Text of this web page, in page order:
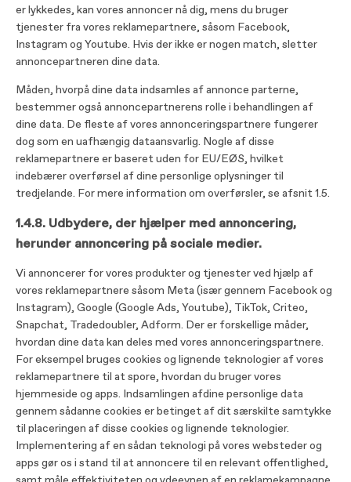
er lykkedes, kan vores annoncer nå dig, mens du bruger
tjenester fra vores reklamepartnere, såsom Facebook,
Instagram og Youtube. Hvis der ikke er nogen match, sletter
annoncepartneren dine data.
Måden, hvorpå dine data indsamles af annonce parterne,
bestemmer også annoncepartnerens rolle i behandlingen af ​​
dine data. De fleste af vores annonceringspartnere fungerer
dog som en uafhængig dataansvarlig. Nogle af disse
reklamepartnere er baseret uden for EU/EØS, hvilket
indebærer overførsel af dine personlige oplysninger til
tredjelande. For mere information om overførsler, se afsnit 1.5.
1.4.8. Udbydere, der hjælper med annoncering,
herunder annoncering på sociale medier.
Vi annoncerer for vores produkter og tjenester ved hjælp af
vores reklamepartnere såsom Meta (især gennem Facebook og
Instagram), Google (Google Ads, Youtube), TikTok, Criteo,
Snapchat, Tradedoubler, Adform. Der er forskellige måder,
hvordan dine data kan deles med vores annonceringspartnere.
For eksempel bruges cookies og lignende teknologier af vores
reklamepartnere til at spore, hvordan du bruger vores
hjemmeside og apps. Indsamlingen af​​dine personlige data
gennem sådanne cookies er betinget af dit særskilte samtykke
til placeringen af ​​disse cookies og lignende teknologier.
Implementering af en sådan teknologi på vores websteder og
apps gør os i stand til at annoncere til en relevant offentlighed,